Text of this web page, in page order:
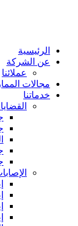
الرئيسية
عن الشركة
عملائنا
مجالات
خدماتنا